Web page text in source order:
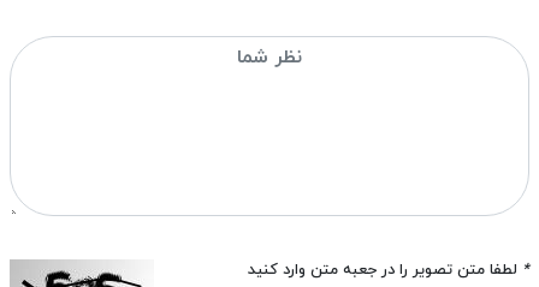
* لطفا متن تصویر را در جعبه متن وارد کنید